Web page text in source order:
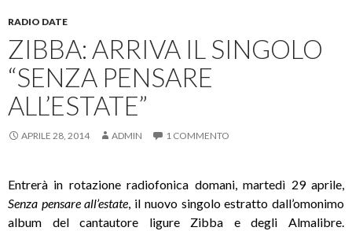
RADIO DATE
ZIBBA: ARRIVA IL SINGOLO
“SENZA PENSARE
ALL’ESTATE”
APRILE 28, 2014 ADMIN 1 COMMENTO
Entrerà in rotazione radiofonica domani, martedì 29 aprile,
Senza pensare all’estate , il nuovo singolo estratto dall’omonimo
album del cantautore ligure Zibba e degli Almalibre.